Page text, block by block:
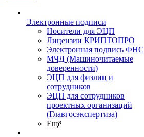
Электронные подписи
Носители для ЭЦП
Лицензии КРИПТОПРО
Электронная подпись ФНС
МЧД (Машиночитаемые
доверенности)
ЭЦП для физлиц и
сотрудников
ЭЦП для сотрудников
проектных организаций
(Главгосэкспертиза)
Ещё